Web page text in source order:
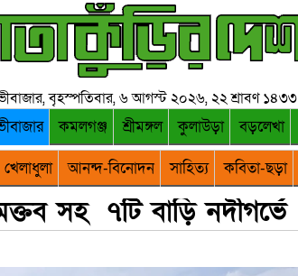
বৃহস্পতিবার, ৬ আগস্ট ২০২৬, ২২ শ্রাবণ ১৪৩৩
কমলগঞ্জ শ্রীমঙ্গল কুলাউড়া বড়লেখা
খেলাধুলা আনন্দ-বিনোদন সাহিত্য কবিতা-ছড়া
সহ ৭টি বাড়ি নদীগর্ভে